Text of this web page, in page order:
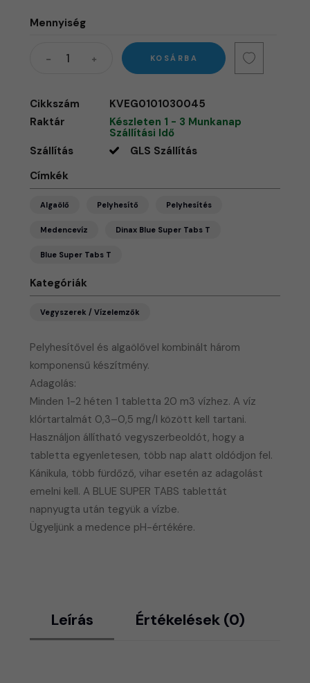
Pelyhesítővel és algaölővel kombinált három
komponensű készítmény.
​Adagolás:
Minden 1-2 héten 1 tabletta 20 m3 vízhez. A víz
klórtartalmát 0,3–0,5 mg/l között kell tartani.
Használjon állítható vegyszerbeoldót, hogy a
tabletta egyenletesen, több nap alatt oldódjon fel.
Kánikula, több fürdőző, vihar esetén az adagolást
emelni kell. A BLUE SUPER TABS tablettát
napnyugta után tegyük a vízbe.
​Ügyeljünk a medence pH-értékére.
Mennyiség
KOSÁRBA
Cikkszám
KVEG0101030045
Raktár
Készleten 1 - 3 Munkanap
Szállítási Idő
Szállítás
GLS Szállítás
Címkék
Algaölő Pelyhesítő Pelyhesítés
Medencevíz Dinax Blue Super Tabs T
Blue Super Tabs T
Kategóriák
Vegyszerek / Vízelemzők
Leírás Értékelések (0)